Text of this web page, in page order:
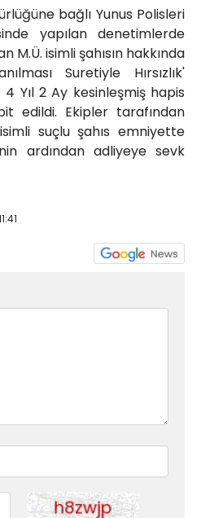
bağlı Yunus Polisleri
yapılan denetimlerde
M.Ü. isimli şahısın hakkında
Suretiyle Hırsızlık'
Yıl 2 Ay kesinleşmiş hapis
edildi. Ekipler tarafından
suçlu şahıs emniyette
ardından adliyeye sevk
Caddesi No:17/4 İzmit-
kocaelisokak@gmail.com